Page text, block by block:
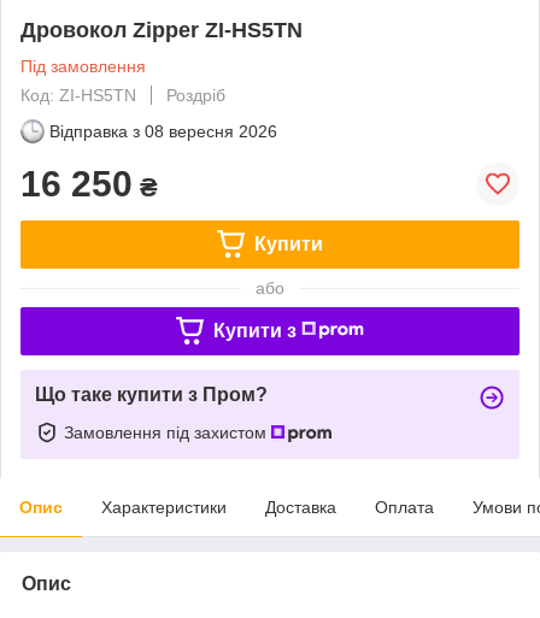
Дровокол Zipper ZI-HS5TN
Під замовлення
Код: ZI-HS5TN
Роздріб
Відправка з 08 вересня 2026
16 250 ₴
Купити
або
Купити з
Що таке купити з Пром?
Замовлення під захистом
Опис Характеристики Доставка Оплата Умови
Опис